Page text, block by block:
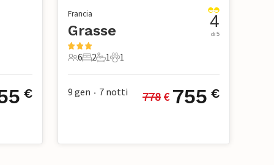
€
Francia
Grasse
6 Ospiti
6
2 Camere da letto
2
1 Bagno
1
1 Animale domestico
1
4
di 5
9 gen • 7 notti 778 € 755 €